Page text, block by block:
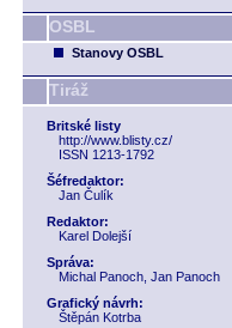
OSBL
Stanovy OSBL
Tiráž
Britské listy
http://www.blisty.cz/
ISSN 1213-1792
Šéfredaktor:
Jan Čulík
Redaktor:
Karel Dolejší
Správa:
Michal Panoch, Jan Panoch
Grafický návrh:
Štěpán Kotrba